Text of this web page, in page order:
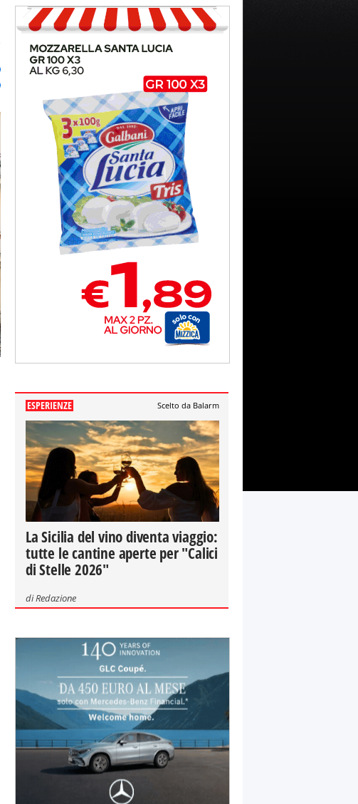
ESPERIENZE Scelto da Balarm
La Sicilia del vino diventa viaggio:
tutte le cantine aperte per "Calici
di Stelle 2026"
diRedazione